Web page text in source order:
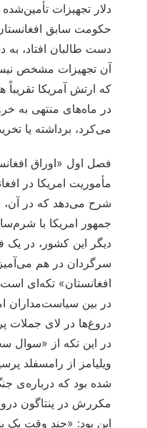
دلار تجهیزات
حکومت سابق
دست طالبان افتاد،
آن تجهیزات مشخص
که ارتش آمریکا
در ماه‌های منتهی به
می‌کرد، برداشته یا
فصل اول «اوراق
مأموریت امریکا در
شرح می‌دهد که در آن،
جمهور امریکا با
دیگر این کشور، در
سرگردان در هم
افغانستان» تکه‌ای
در بین سیاست‌مداران
دروغ‌ها در لای جملات
در این تکه از «سوال
ویلیامز از رامسفلد
شده بود که درباره‌ی
مکررش در پنتاگون
این بود: «چند وقت یک